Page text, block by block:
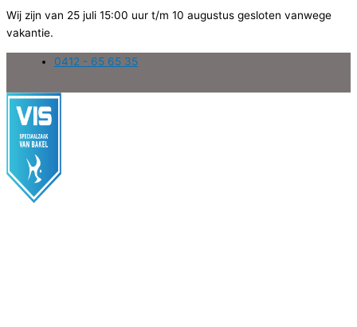
Wij zijn van 25 juli 15:00 uur t/m 10 augustus gesloten vanwege
vakantie.
inhoud
0412 - 65 65 35